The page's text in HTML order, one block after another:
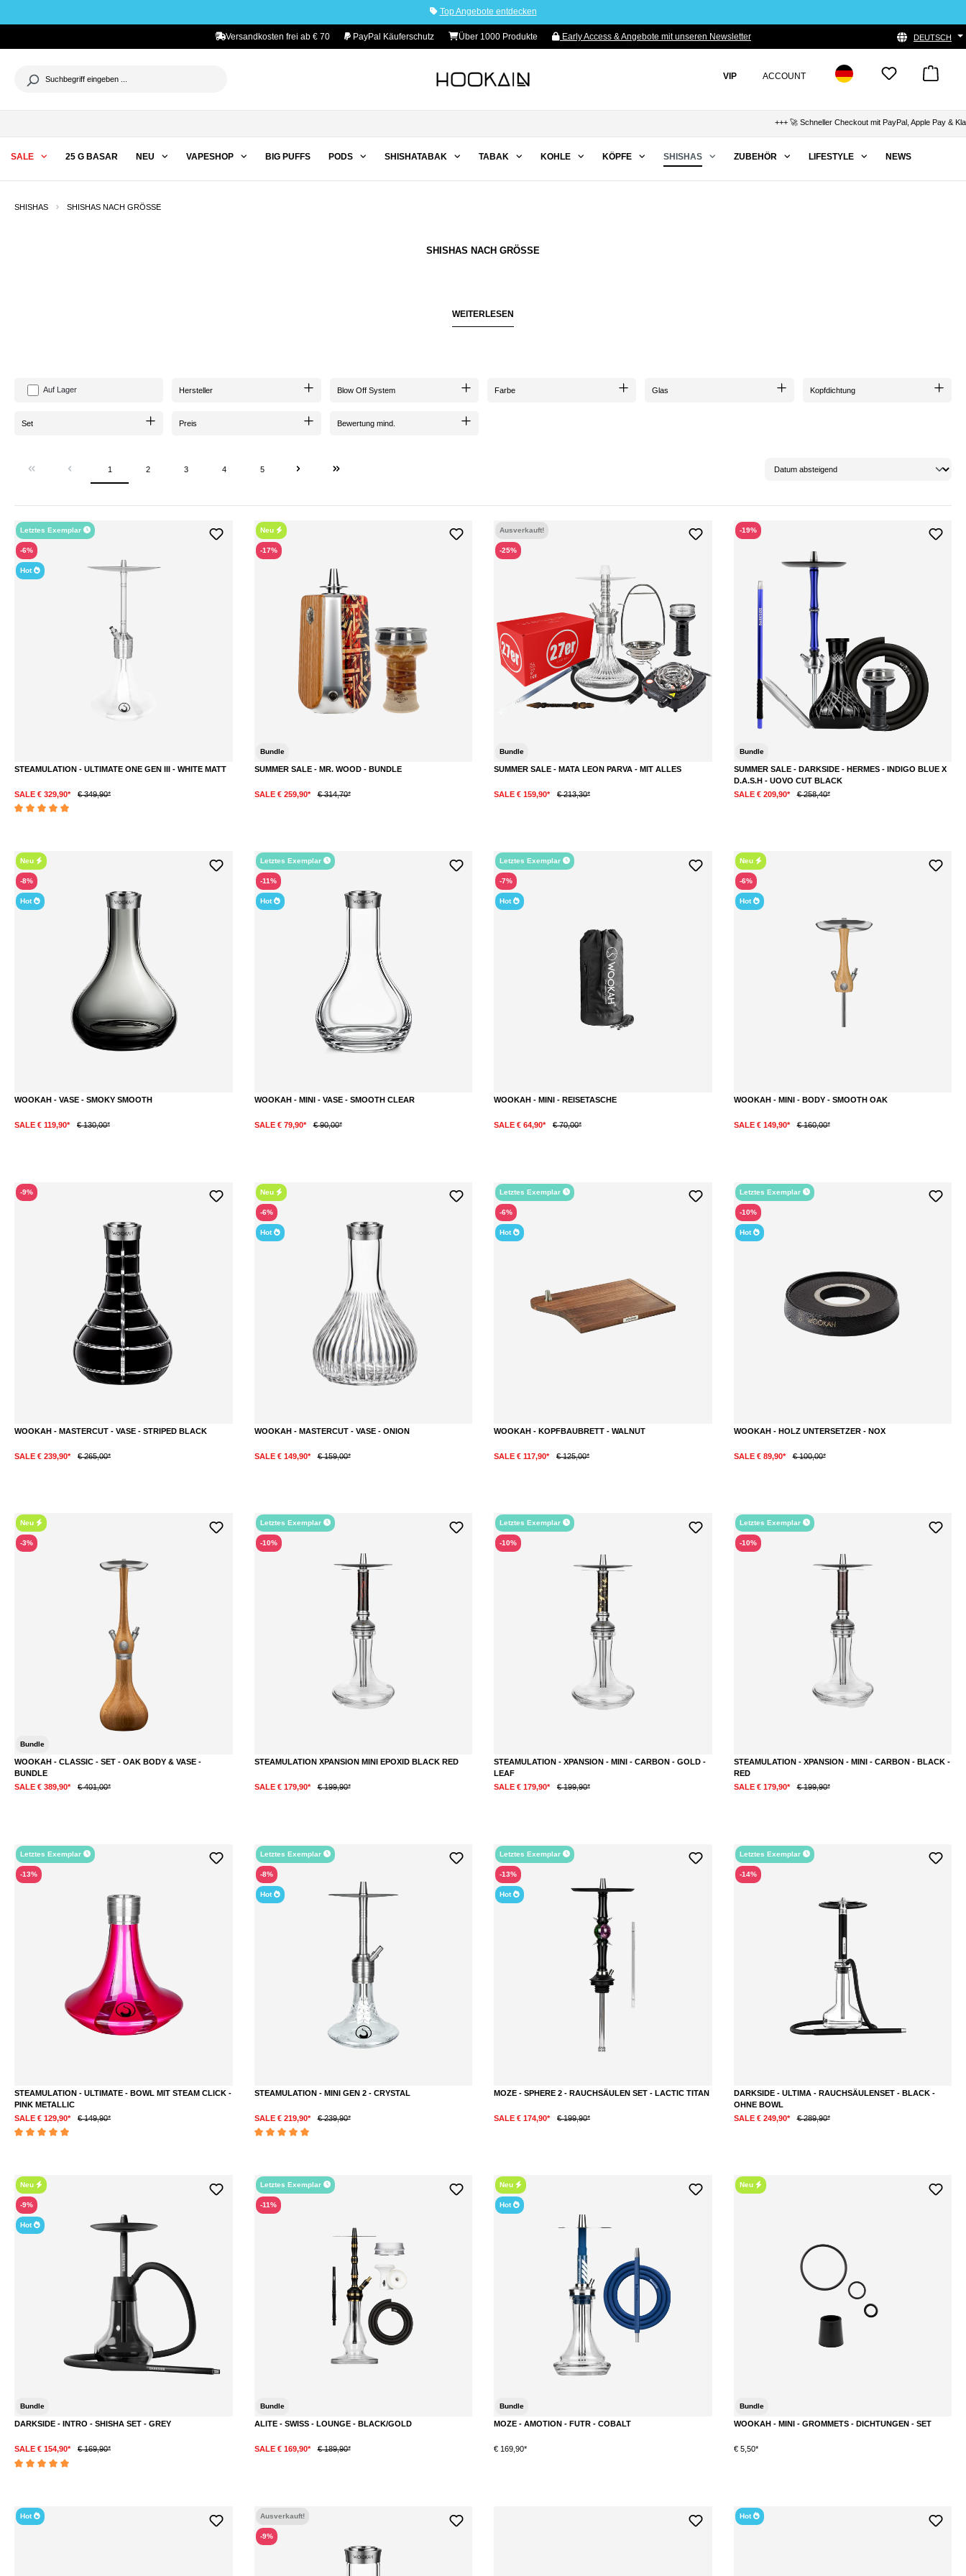
Top Angebote entdecken
Versandkosten frei ab € 70 PayPal Käuferschutz Über 1000 Produkte Early Access & Angebote mit unseren Newsletter DEUTSCH
VIP ACCOUNT
+++ 🚀 Schneller Checkout mit PayPal, Apple Pay & Klarna
SALE 25 G BASAR NEU VAPESHOP BIG PUFFS PODS SHISHATABAK TABAK KOHLE KÖPFE SHISHAS ZUBEHÖR LIFESTYLE NEWS
SHISHAS SHISHAS NACH GRÖSSE
SHISHAS NACH GRÖSSE
WEITERLESEN
Auf Lager Hersteller Blow Off System Farbe Glas Kopfdichtung
Set Preis Bewertung mind.
1 2 3 4 5
Letztes Exemplar
-6%
Hot
STEAMULATION - ULTIMATE ONE GEN III - WHITE MATT
SALE € 329,90* € 349,90*
Neu
-17%
Bundle
SUMMER SALE - MR. WOOD - BUNDLE
SALE € 259,90* € 314,70*
Ausverkauft!
-25%
Bundle
SUMMER SALE - MATA LEON PARVA - MIT ALLES
SALE € 159,90*
€ 213,30*
-19%
Bundle
SUMMER SALE - DARKSIDE - HERMES - INDIGO BLUE X
D.A.S.H - UOVO CUT BLACK
SALE € 209,90*
€ 258,40*
Neu
-8%
Hot
WOOKAH - VASE - SMOKY SMOOTH
SALE € 119,90* € 130,00*
Letztes Exemplar
-11%
Hot
WOOKAH - MINI - VASE - SMOOTH CLEAR
SALE € 79,90* € 90,00*
Letztes Exemplar
-7%
Hot
WOOKAH - MINI - REISETASCHE
SALE € 64,90* € 70,00*
Neu
-6%
Hot
WOOKAH - MINI - BODY - SMOOTH OAK
SALE € 149,90* € 160,00*
-9%
WOOKAH - MASTERCUT - VASE - STRIPED BLACK
SALE € 239,90* € 265,00*
Neu
-6%
Hot
WOOKAH - MASTERCUT - VASE - ONION
SALE € 149,90* € 159,00*
Letztes Exemplar
-6%
Hot
WOOKAH - KOPFBAUBRETT - WALNUT
SALE € 117,90* € 125,00*
Letztes Exemplar
-10%
Hot
WOOKAH - HOLZ UNTERSETZER - NOX
SALE € 89,90* € 100,00*
Neu
-3%
Bundle
WOOKAH - CLASSIC - SET - OAK BODY & VASE -
BUNDLE
SALE € 389,90*
€ 401,00*
Letztes Exemplar
-10%
STEAMULATION XPANSION MINI EPOXID BLACK RED
SALE € 179,90* € 199,90*
Letztes Exemplar
-10%
STEAMULATION - XPANSION - MINI - CARBON - GOLD -
LEAF
SALE € 179,90*
€ 199,90*
Letztes Exemplar
-10%
STEAMULATION - XPANSION - MINI - CARBON - BLACK -
RED
SALE € 179,90*
€ 199,90*
Letztes Exemplar
-13%
STEAMULATION - ULTIMATE - BOWL MIT STEAM CLICK -
PINK METALLIC
SALE € 129,90*
€ 149,90*
Letztes Exemplar
-8%
Hot
STEAMULATION - MINI GEN 2 - CRYSTAL
SALE € 219,90* € 239,90*
Letztes Exemplar
-13%
Hot
MOZE - SPHERE 2 - RAUCHSÄULEN SET - LACTIC TITAN
SALE € 174,90* € 199,90*
Letztes Exemplar
-14%
DARKSIDE - ULTIMA - RAUCHSÄULENSET - BLACK -
OHNE BOWL
SALE € 249,90*
€ 289,90*
Neu
-9%
Hot
Bundle
DARKSIDE - INTRO - SHISHA SET - GREY
SALE € 154,90* € 169,90*
Letztes Exemplar
-11%
Bundle
ALITE - SWISS - LOUNGE - BLACK/GOLD
SALE € 169,90* € 189,90*
Neu
Hot
Bundle
MOZE - AMOTION - FUTR - COBALT
€ 169,90*
Neu
Bundle
WOOKAH - MINI - GROMMETS - DICHTUNGEN - SET
€ 5,50*
Hot Ausverkauft!
-9%
Hot